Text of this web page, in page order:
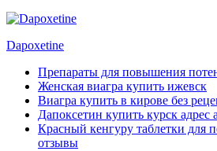
Dapoxetine
Препараты для повышения
Женская виагра купить ижевск
Виагра купить в кирове без
Дапоксетин купить курск адрес
Красный кенгуру таблетки для
отзывы